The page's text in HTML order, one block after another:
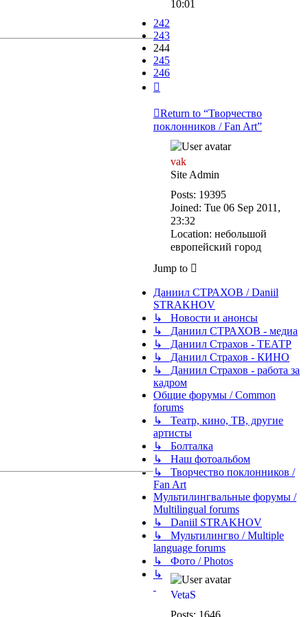
10:01
vak
Site Admin
Posts: 19395
Joined: Tue 06 Sep 2011,
23:32
Location: небольшой
европейский город
VetaS
242
243
244
245
246
Return to “Творчество
поклонников / Fan Art”
Jump to
Даниил СТРАХОВ / Daniil
STRAKHOV
↳ Новости и анонсы
↳ Даниил СТРАХОВ - медиа
↳ Даниил Страхов - ТЕАТР
↳ Даниил Страхов - КИНО
↳ Даниил Страхов - работа за
кадром
Общие форумы / Common
forums
↳ Театр, кино, ТВ, другие
артисты
↳ Болталка
↳ Наш фотоальбом
↳ Творчество поклонников /
Fan Art
Мультилингвальные форумы /
Multilingual forums
↳ Daniil STRAKHOV
↳ Мультилингво / Multiple
language forums
↳ Фото / Photos
↳